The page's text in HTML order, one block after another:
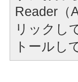
Reader（
リックし
トールし